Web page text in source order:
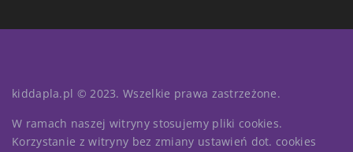
kiddapla.pl © 2023. Wszelkie prawa zastrzeżone.
W ramach naszej witryny stosujemy pliki cookies.
Korzystanie z witryny bez zmiany ustawień dot. cookies